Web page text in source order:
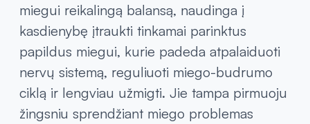
miegui reikalingą balansą, naudinga į
kasdienybę įtraukti tinkamai parinktus
papildus miegui, kurie padeda atpalaiduoti
nervų sistemą, reguliuoti miego-budrumo
ciklą ir lengviau užmigti. Jie tampa pirmuoju
žingsniu sprendžiant miego problemas